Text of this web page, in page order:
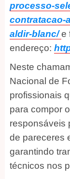
processo-
contratacao-
aldir-blanc/e
endereço:
Neste
Nacional de
profissionais
para compor
responsáveis
de pareceres
garantindo
técnicos nos